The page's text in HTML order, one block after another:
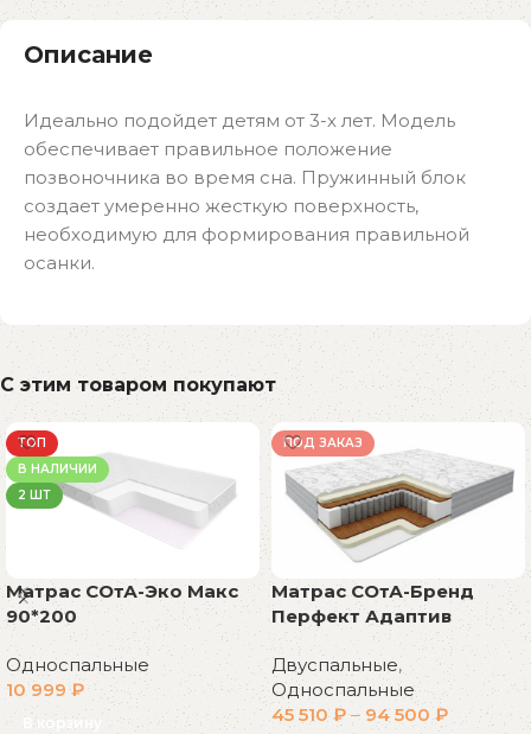
Описание
Идеально подойдет детям от 3-х лет. Модель
обеспечивает правильное положение
позвоночника во время сна. Пружинный блок
создает умеренно жесткую поверхность,
необходимую для формирования правильной
осанки.
С этим товаром покупают
ТОП
В НАЛИЧИИ
2 ШТ
Матрас СОтА-Эко Макс
90*200
Односпальные
10 999₽
В корзину
ПОД ЗАКАЗ
Матрас СОтА-Бренд
Перфект Адаптив
Двуспальные,
Односпальные
45 510₽ – 94 500₽